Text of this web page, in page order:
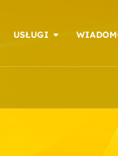
USŁUGI